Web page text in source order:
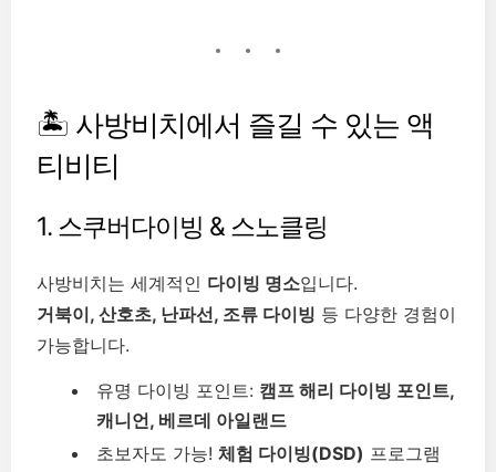
🏝️ 사방비치에서 즐길 수 있는 액
티비티
1. 스쿠버다이빙 & 스노클링
사방비치는 세계적인 다이빙 명소입니다.
거북이, 산호초, 난파선, 조류 다이빙 등 다양한 경험이
가능합니다.
유명 다이빙 포인트: 캠프 해리 다이빙 포인트,
캐니언, 베르데 아일랜드
초보자도 가능! 체험 다이빙(DSD) 프로그램